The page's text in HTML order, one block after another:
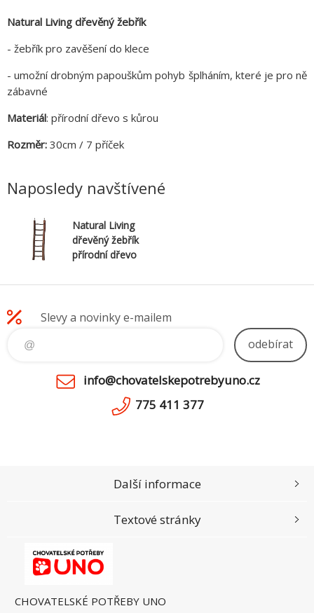
Natural Living dřevěný žebřík
- žebřík pro zavěšení do klece
- umožní drobným papouškům pohyb šplháním, které je pro ně
zábavné
Materiál: přírodní dřevo s kůrou
Rozměr: 30cm / 7 příček
Naposledy navštívené
Natural Living
dřevěný žebřík
přírodní dřevo
Slevy a novinky e-mailem
odebírat
info@chovatelskepotrebyuno.cz
775 411 377
CHOVATELSKÉ POTŘEBY UNO
Další informace
Textové stránky